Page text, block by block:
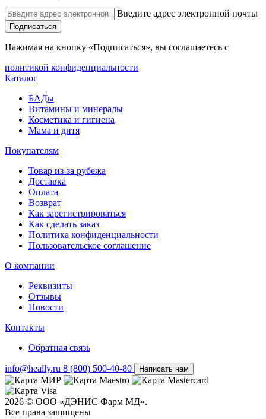
Введите адрес электронной почты
Подписаться
Нажимая на кнопку «Подписаться», вы соглашаетесь с
политикой конфиденциальности
Каталог
БАДы
Витамины и минералы
Косметика и гигиена
Мама и дитя
Покупателям
Товар из-за рубежа
Доставка
Оплата
Возврат
Как зарегистрироваться
Как сделать заказ
Политика конфиденциальности
Пользовательское соглашение
О компании
Реквизиты
Отзывы
Новости
Контакты
Обратная связь
info@heally.ru 8 (800) 500-40-80 Написать нам
2026 © ООО «ДЭНИС Фарм МД».
Все права защищены